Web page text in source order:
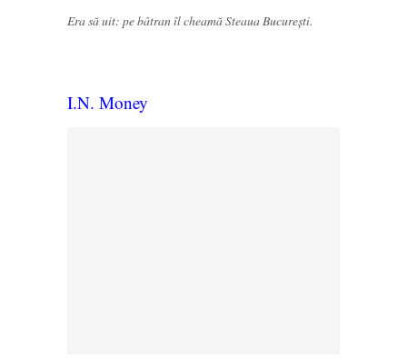
Era să uit: pe bâtran îl cheamă Steaua București.
I.N. Money